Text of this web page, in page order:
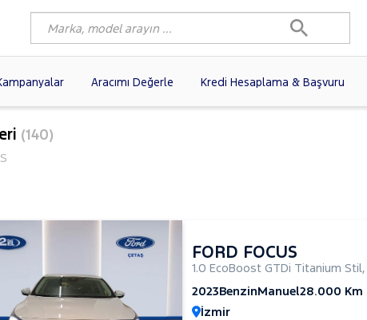
Aracımı Değerle Kredi Hesaplama & Başvuru
(140)
FORD FOCUS
1.0 EcoBoost GTDi Titanium Stil,
2023BenzinManuel28.000 Km
İzmir